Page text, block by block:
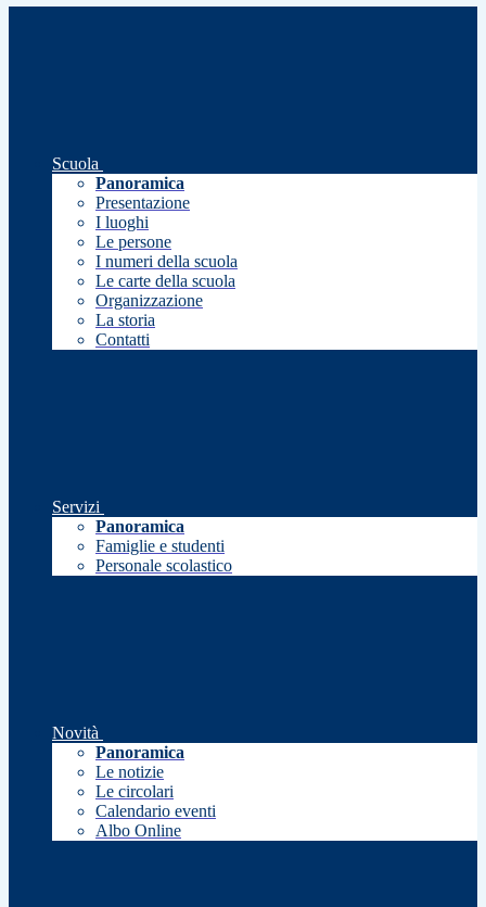
Scuola
Panoramica
Presentazione
I luoghi
Le persone
I numeri della scuola
Le carte della scuola
Organizzazione
La storia
Contatti
Servizi
Panoramica
Famiglie e studenti
Personale scolastico
Novità
Panoramica
Le notizie
Le circolari
Calendario eventi
Albo Online